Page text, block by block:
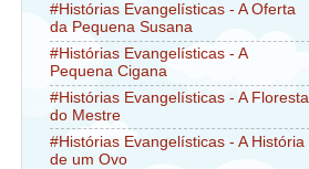
#Histórias Evangelísticas - A Oferta
da Pequena Susana
#Histórias Evangelísticas - A
Pequena Cigana
#Histórias Evangelísticas - A Floresta
do Mestre
#Histórias Evangelísticas - A História
de um Ovo